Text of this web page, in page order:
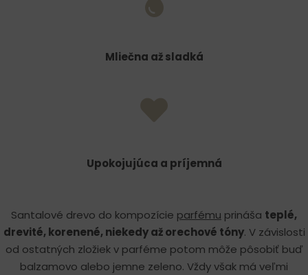
Mliečna až sladká
Upokojujúca a príjemná
Santalové drevo do kompozície parfému prináša teplé,
drevité, korenené, niekedy až orechové tóny. V závislosti
od ostatných zložiek v parféme potom môže pôsobiť buď
balzamovo alebo jemne zeleno. Vždy však má veľmi